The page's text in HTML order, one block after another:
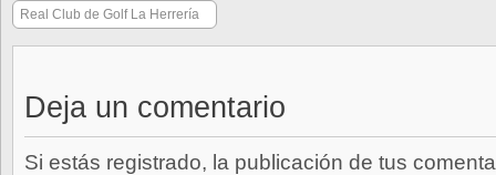
Real Club de Golf La Herrería
Deja un comentario
Si estás registrado, la publicación de tus